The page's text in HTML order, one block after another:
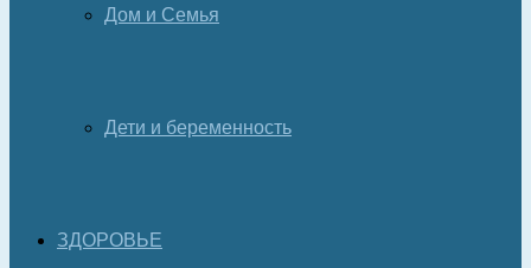
Дом и Семья
Дети и беременность
ЗДОРОВЬЕ